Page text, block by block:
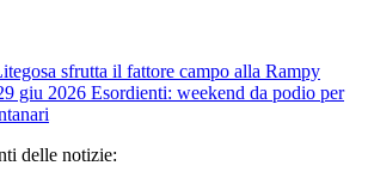
sfrutta il fattore campo alla Rampy
giu 2026 Esordienti: weekend da podio per
delle notizie: